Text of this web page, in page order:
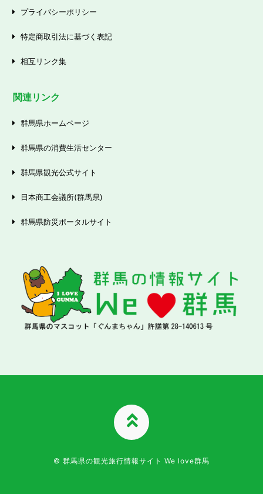
プライバシーポリシー
特定商取引法に基づく表記
相互リンク集
関連リンク
群馬県ホームページ
群馬県の消費生活センター
群馬県観光公式サイト
日本商工会議所(群馬県)
群馬県防災ポータルサイト
TOPへ
© 群馬県の観光旅行情報サイト We love群馬